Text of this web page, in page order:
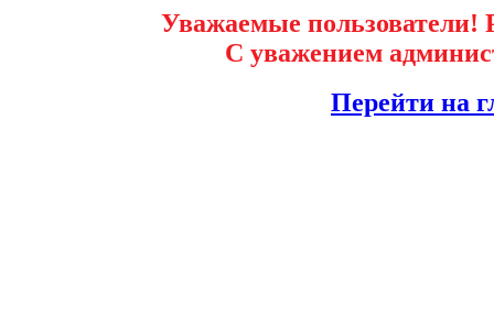
Уважаемые пользователи!
С уважением
Перейти на